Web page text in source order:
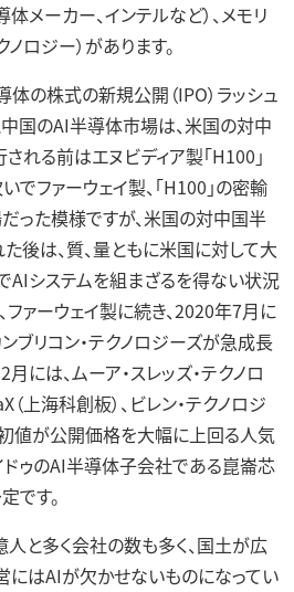
メーカー、インテルなど）、メモリ
ロジー）があります。
の株式の新規公開（IPO）ラッシュ
中国のAI半導体市場は、米国の対中
れる前はエヌビディア製「H100」
でファーウェイ製、「H100」の密輸
った模様ですが、米国の対中国半
後は、質、量ともに米国に対して大
AIシステムを組まざるを得ない状況
ファーウェイ製に続き、2020年7月に
ブリコン・テクノロジーズが急成長
には、ムーア・スレッズ・テクノロ
上海科創板）、ビレン・テクノロジ
初値が公開価格を大幅に上回る人気
ドゥのAI半導体子会社である崑崙芯
です。
と多く会社の数も多く、国土が広
にはAIが欠かせないものになってい